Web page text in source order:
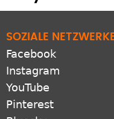
Facebook
Instagram
YouTube
Pinterest
Bluesky